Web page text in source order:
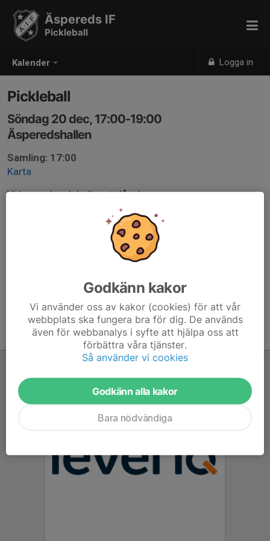
Kalender Logga in
Äspereds IF
Pickleball
Pickleball
Söndag 20 dec, 17:00-19:00
Äsperedshallen
Samling: 17:00
Karta
Vi har rack och bollar att låna!
Anmälan är öppen för gruppens medlemmar.
Godkänn kakor
Vi använder oss av kakor (cookies) för att vår
webbplats ska fungera bra för dig. De används
även för webbanalys i syfte att hjälpa oss att
förbättra våra tjänster.
Så använder vi cookies
Godkänn alla kakor
Bara nödvändiga